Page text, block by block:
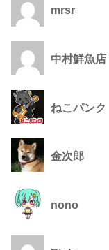
mrsr
中村鮮魚店
ねこパンク
金次郎
nono